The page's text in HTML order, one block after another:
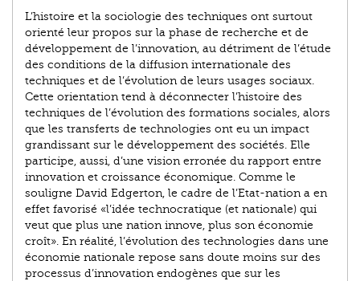
L’histoire et la sociologie des techniques ont surtout
orienté leur propos sur la phase de recherche et de
développement de l’innovation, au détriment de l’étude
des conditions de la diffusion internationale des
techniques et de l’évolution de leurs usages sociaux.
Cette orientation tend à déconnecter l’histoire des
techniques de l’évolution des formations sociales, alors
que les transferts de technologies ont eu un impact
grandissant sur le développement des sociétés. Elle
participe, aussi, d’une vision erronée du rapport entre
innovation et croissance économique. Comme le
souligne David Edgerton, le cadre de l’Etat-nation a en
effet favorisé «l’idée technocratique (et nationale) qui
veut que plus une nation innove, plus son économie
croît». En réalité, l’évolution des technologies dans une
économie nationale repose sans doute moins sur des
processus d’innovation endogènes que sur les